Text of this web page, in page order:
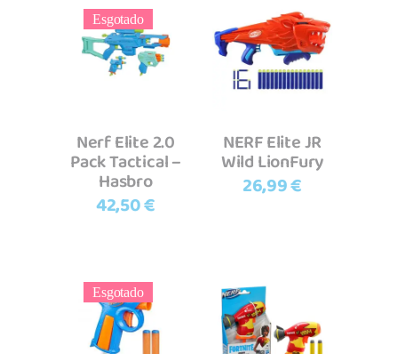
Esgotado
Ler mais
Nerf Elite 2.0
Pack Tactical –
Hasbro
42,50€
Adicionar
NERF Elite JR
Wild LionFury
26,99€
Esgotado
Ler mais Adicionar